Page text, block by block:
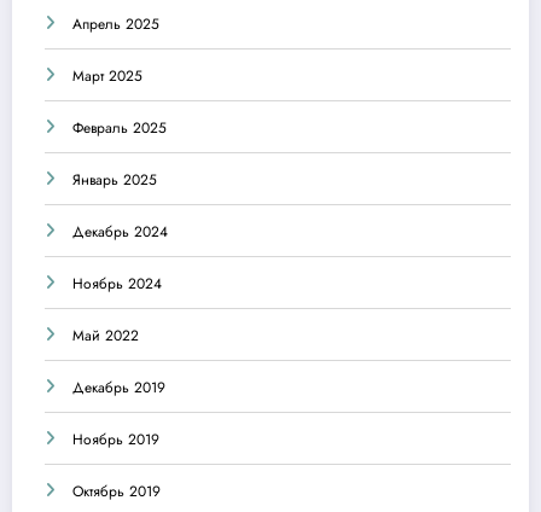
Апрель 2025
Март 2025
Февраль 2025
Январь 2025
Декабрь 2024
Ноябрь 2024
Май 2022
Декабрь 2019
Ноябрь 2019
Октябрь 2019